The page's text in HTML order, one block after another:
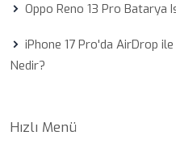
Oppo Reno 13 Pro Batarya
iPhone 17 Pro'da AirDrop
Nedir?
Hızlı Menü